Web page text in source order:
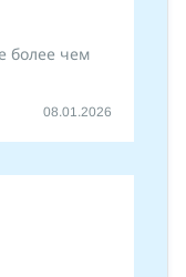
более чем
08.01.2026